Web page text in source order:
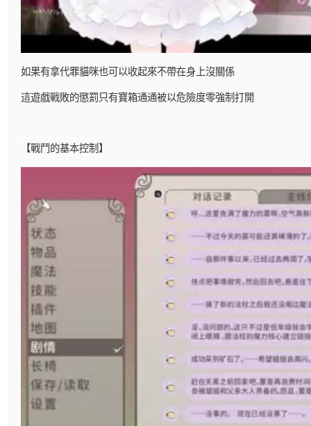
如果有拿代罪貓咪也可以收起來不帶在身上沒關係
這遊戲戰敗的懲罰只有寶箱通通被以危險度零強制打開
【戰鬥的基本控制】